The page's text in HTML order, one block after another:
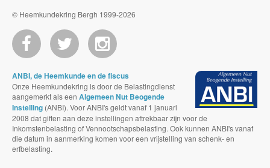
© Heemkundekring Bergh 1999-2026
ANBI, de Heemkunde en de fiscus
Onze Heemkundekring is door de Belastingdienst
aangemerkt als een Algemeen Nut Beogende
Instelling (ANBI). Voor ANBI's geldt vanaf 1 januari
2008 dat giften aan deze instellingen aftrekbaar zijn voor de
Inkomstenbelasting of Vennootschapsbelasting. Ook kunnen ANBI's vanaf
die datum in aanmerking komen voor een vrijstelling van schenk- en
erfbelasting.